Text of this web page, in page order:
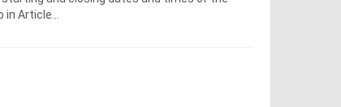
Article...